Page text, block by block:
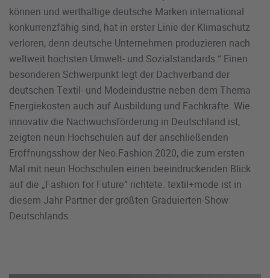
können und werthaltige deutsche Marken international
konkurrenzfähig sind, hat in erster Linie der Klimaschutz
verloren, denn deutsche Unternehmen produzieren nach
weltweit höchsten Umwelt- und Sozialstandards.“ Einen
besonderen Schwerpunkt legt der Dachverband der
deutschen Textil- und Modeindustrie neben dem Thema
Energiekosten auch auf Ausbildung und Fachkräfte. Wie
innovativ die Nachwuchsförderung in Deutschland ist,
zeigten neun Hochschulen auf der anschließenden
Eröffnungsshow der Neo.Fashion.2020, die zum ersten
Mal mit neun Hochschulen einen beeindruckenden Blick
auf die „Fashion for Future“ richtete. textil+mode ist in
diesem Jahr Partner der größten Graduierten-Show
Deutschlands.